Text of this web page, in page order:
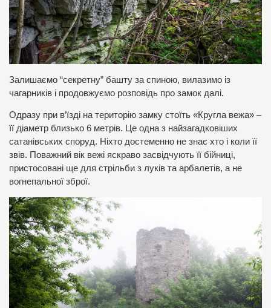
Залишаємо “секретну” башту за спиною, вилазимо із
чагарників і продовжуємо розповідь про замок далі.
Одразу при в’їзді на територію замку стоїть «Кругла вежа» –
її діаметр близько 6 метрів. Це одна з найзагадковіших
сатанівських споруд. Ніхто достеменно не знає хто і коли її
звів. Поважний вік вежі яскраво засвідчують її бійниці,
пристосовані ще для стрільби з луків та арбалетів, а не
вогнепальної зброї.